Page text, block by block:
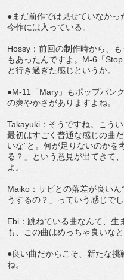
●まだ前作では見せていなかっ
今作には入っている。
Hossy：前回の制作時から、
もあったんですよ。M-6「
と行き過ぎた感じというか。
●M-11「Mary」もポップパン
の爽やかさがありますよね。
Takayuki：そうですね。こう
最初はすごく普通な感じの曲
いな”と。何が足りないのかを
る？」という意見が出てきて
よ。
Maiko：サビとの落差が良い
うするの？」っていう感じでし
Ebi：跳ねている曲なんて、生
も、この曲はめっちゃ良いなと
●良い曲だからこそ、新たな挑
ね。